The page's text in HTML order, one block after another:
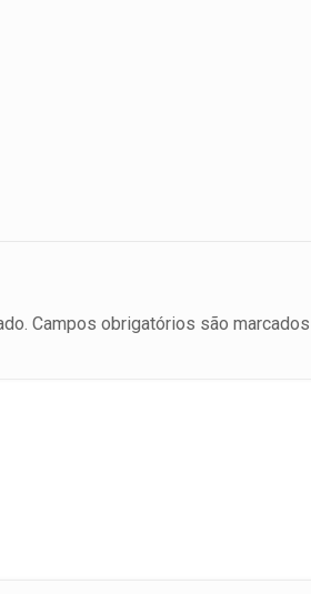
Campos obrigatórios são